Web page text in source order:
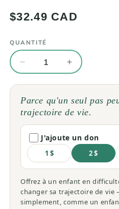
Prix
$32.49 CAD
Quantité
QUANTITÉ
Réduire
la
quantité
de
Ginseng
gelée
royale
Augmenter
la
quantité
de
Ginseng
Parce qu'un seul pas
trajectoire de vie.
J'ajoute un don
1 $ 2 $
Offrez à un enfant en
changer sa trajectoire de vie
simplement, comme un